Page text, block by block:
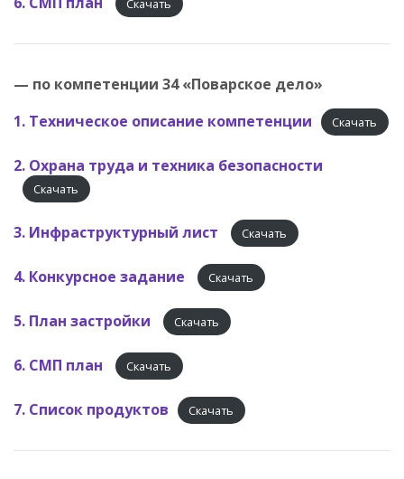
Скачать
— по компетенции 34 «Поварское дело»
1. Техническое описание компетенции
Скачать
2. Охрана труда и техника безопасности
Скачать
3. Инфраструктурный лист Скачать
4. Конкурсное задание Скачать
5. План застройки Скачать
6. СМП план Скачать
7. Список продуктов Скачать